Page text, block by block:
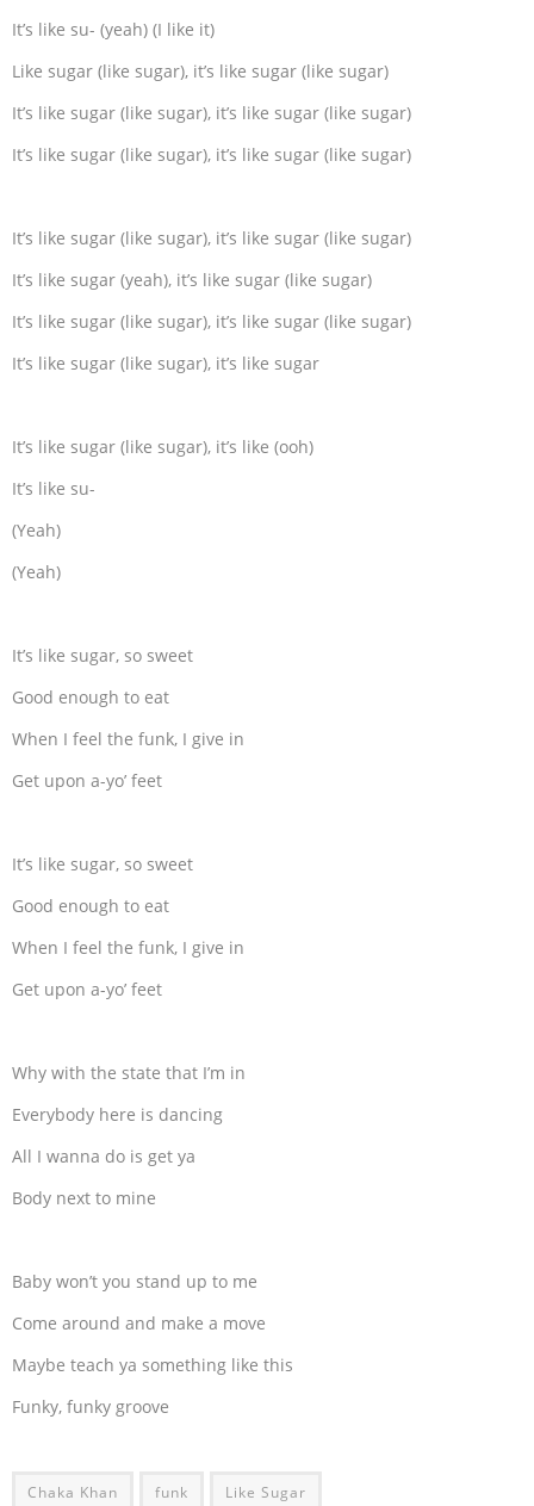
It’s like su- (yeah) (I like it)
Like sugar (like sugar), it’s like sugar (like sugar)
It’s like sugar (like sugar), it’s like sugar (like sugar)
It’s like sugar (like sugar), it’s like sugar (like sugar)
It’s like sugar (like sugar), it’s like sugar (like sugar)
It’s like sugar (yeah), it’s like sugar (like sugar)
It’s like sugar (like sugar), it’s like sugar (like sugar)
It’s like sugar (like sugar), it’s like sugar
It’s like sugar (like sugar), it’s like (ooh)
It’s like su-
(Yeah)
(Yeah)
It’s like sugar, so sweet
Good enough to eat
When I feel the funk, I give in
Get upon a-yo’ feet
It’s like sugar, so sweet
Good enough to eat
When I feel the funk, I give in
Get upon a-yo’ feet
Why with the state that I’m in
Everybody here is dancing
All I wanna do is get ya
Body next to mine
Baby won’t you stand up to me
Come around and make a move
Maybe teach ya something like this
Funky, funky groove
Chaka Khan funk Like Sugar